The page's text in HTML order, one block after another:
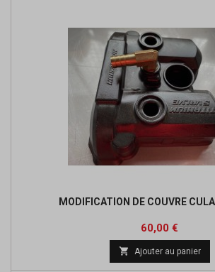
MODIFICATION DE COUVRE
Prix
60,00 €
 Ajouter au panier